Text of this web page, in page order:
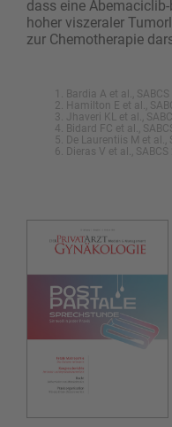
dass eine
hoher viszeraler
zur Chemotherapie
Bardia A et al.,
Hamilton E et al.,
Jhaveri KL et al.,
Bidard FC et al.,
De Laurentiis M et al.,
Dieras V et al.,